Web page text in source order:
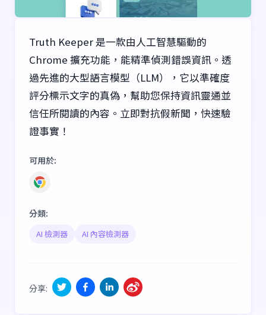
Truth Keeper 是一款由人工智慧驅動的
Chrome 擴充功能，能精準偵測錯誤資訊。透
過先進的大型語言模型（LLM），它以準確度
評分標示文字的真偽，幫助您保持資訊靈通並
信任所閱讀的內容。立即對抗假新聞，快速驗
證事實！
可用於:
分類:
AI 檢測器 AI 內容檢測器
分享: